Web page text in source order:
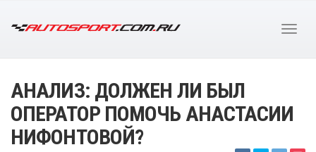
АНАЛИЗ: ДОЛЖЕН ЛИ БЫЛ
ОПЕРАТОР ПОМОЧЬ АНАСТАСИИ
НИФОНТОВОЙ?